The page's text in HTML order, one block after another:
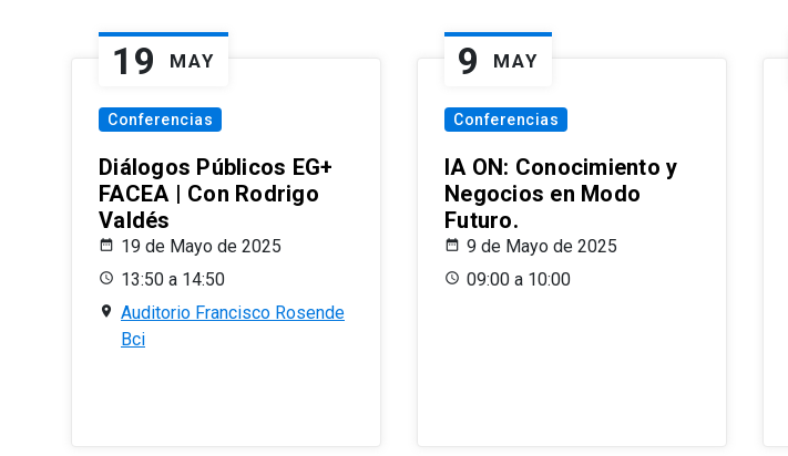
19 MAY
Conferencias
Diálogos Públicos EG+
FACEA | Con Rodrigo
Valdés
19 de Mayo de 2025
13:50 a 14:50
Auditorio Francisco Rosende
Bci
9 MAY
Conferencias
IA ON: Conocimiento y
Negocios en Modo
Futuro.
9 de Mayo de 2025
09:00 a 10:00